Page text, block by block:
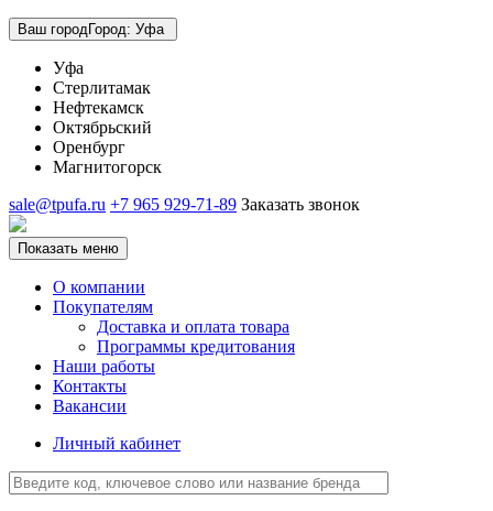
Ваш городГород: Уфа
Уфа
Стерлитамак
Нефтекамск
Октябрьский
Оренбург
Магнитогорск
sale@tpufa.ru +7 965 929-71-89 Заказать звонок
Показать меню
О компании
Покупателям
Доставка и оплата товара
Программы кредитования
Наши работы
Контакты
Вакансии
Личный кабинет